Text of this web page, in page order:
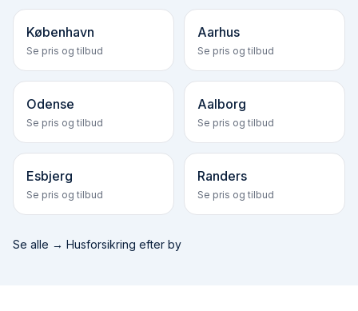
København
Se pris og tilbud
Aarhus
Se pris og tilbud
Odense
Se pris og tilbud
Aalborg
Se pris og tilbud
Esbjerg
Se pris og tilbud
Randers
Se pris og tilbud
Se alle → Husforsikring efter by